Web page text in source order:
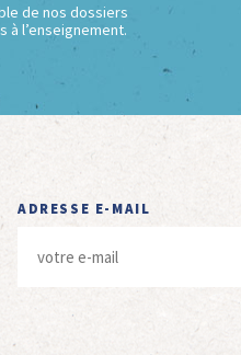
de nos dossiers
à l’enseignement.
ADRESSE E-MAIL